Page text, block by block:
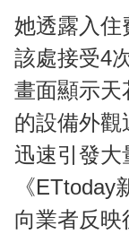
她透露入住
該處接受4
畫面顯示天
的設備外觀
迅速引發大
《
向業者反映